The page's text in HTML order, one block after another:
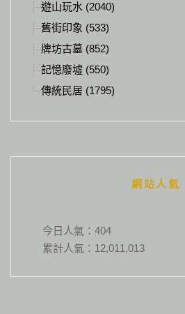
遊山玩水 (2040)
舊街印象 (533)
牌坊古墓 (852)
記憶廢墟 (550)
傳統民居 (1795)
網站人氣
今日人氣： 404
累計人氣： 12,011,013